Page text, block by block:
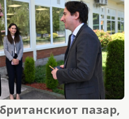
пазар,